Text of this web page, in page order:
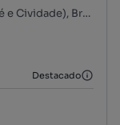
Rua dos Biscaínhos, Braga (Maximinos, Sé e Cividade), Braga, Braga
Destacado